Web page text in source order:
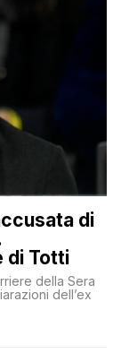
di
di Totti
della Sera
dell’ex